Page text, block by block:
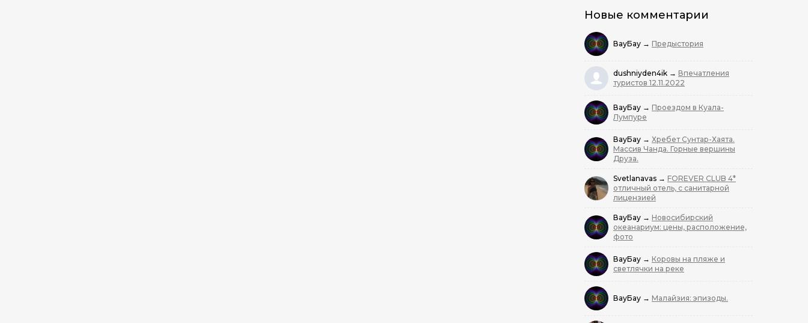
Новые комментарии
ВауБау → Предыстория
dushniyden4ik → Впечатления
туристов 12.11.2022
ВауБау → Проездом в Куала-
Лумпуре
ВауБау → Хребет Сунтар-Хаята.
Массив Чанда. Горные вершины
Друза.
Svetlanavas → FOREVER CLUB 4*
отличный отель, с санитарной
лицензией
ВауБау → Новосибирский
океанариум: цены, расположение,
фото
ВауБау → Коровы на пляже и
светлячки на реке
ВауБау → Малайзия: эпизоды.